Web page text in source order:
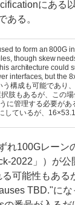
にある
ある。
to form an 800G
though skew
architecture could
interfaces, but the
構成も可能であり
肢もあるが、この
に管理する必要があ
しているが、
れ100Gレーン
2022」）が
可能性もある
TBD."にな